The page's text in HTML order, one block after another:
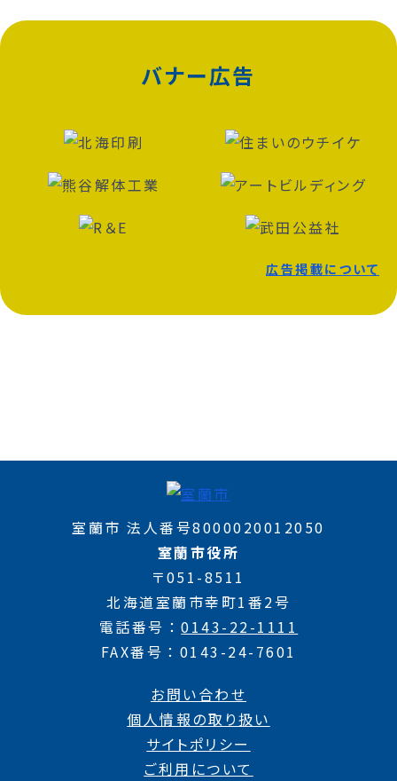
バナー広告
広告掲載について
室蘭市 法人番号8000020012050
室蘭市役所
〒051-8511
北海道室蘭市幸町1番2号
電話番号
0143-22-1111
FAX番号
0143-24-7601
お問い合わせ
個人情報の取り扱い
サイトポリシー
ご利用について